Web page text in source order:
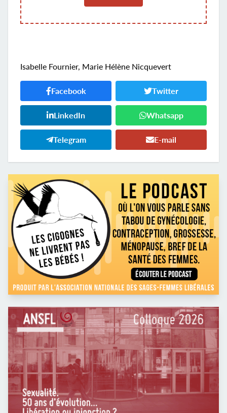
Isabelle Fournier, Marie Hélène Nicquevert
Facebook Twitter
LinkedIn Whatsapp
Telegram E-mail